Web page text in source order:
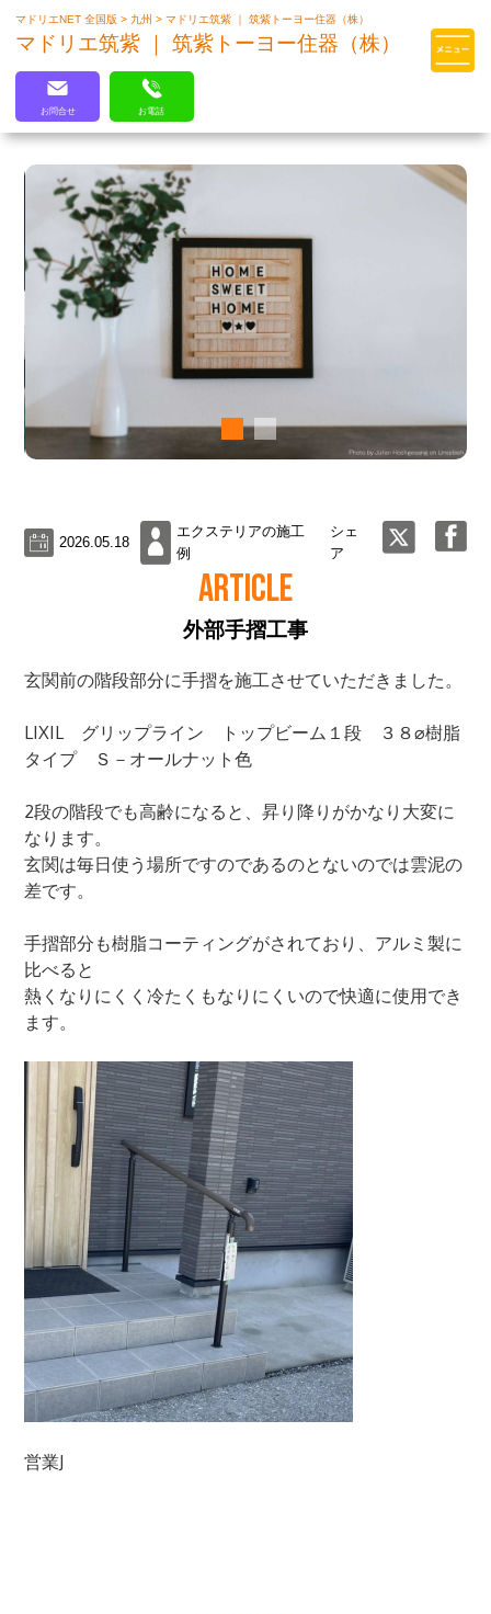
マドリエはLIXILの厳しい基準を
クリアした住まいのプロ集団です
マドリエNET 全国版> 九州>マドリエ筑紫 ｜ 筑紫トーヨー住器（株）
マドリエ筑紫 ｜ 筑紫トーヨー住器（株）
お問合せ お電話
2026.05.18
エクステリアの施工
例
シェ
ア
ARTICLE
外部手摺工事